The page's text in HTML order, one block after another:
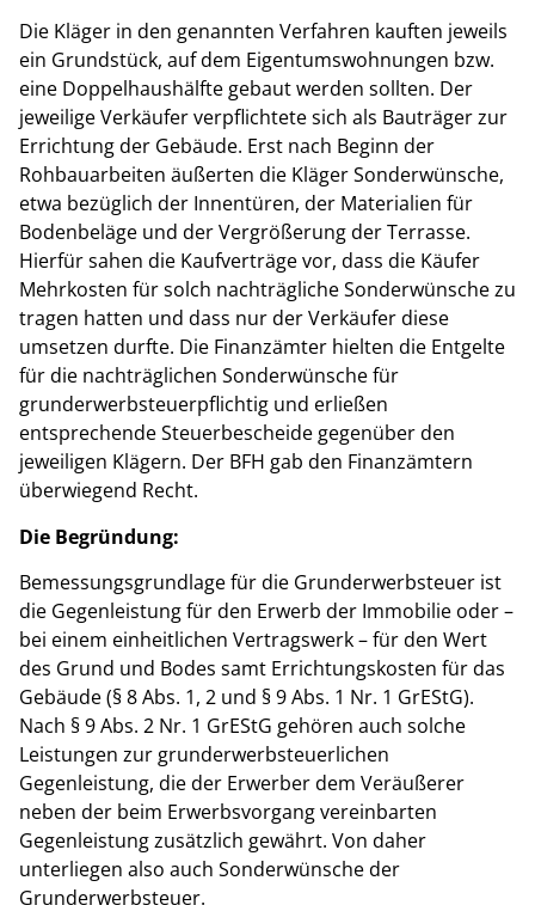
Die Kläger in den genannten Verfahren kauften jeweils
ein Grundstück, auf dem Eigentumswohnungen bzw.
eine Doppelhaushälfte gebaut werden sollten. Der
jeweilige Verkäufer verpflichtete sich als Bauträger zur
Errichtung der Gebäude. Erst nach Beginn der
Rohbauarbeiten äußerten die Kläger Sonderwünsche,
etwa bezüglich der Innentüren, der Materialien für
Bodenbeläge und der Vergrößerung der Terrasse.
Hierfür sahen die Kaufverträge vor, dass die Käufer
Mehrkosten für solch nachträgliche Sonderwünsche zu
tragen hatten und dass nur der Verkäufer diese
umsetzen durfte. Die Finanzämter hielten die Entgelte
für die nachträglichen Sonderwünsche für
grunderwerbsteuerpflichtig und erließen
entsprechende Steuerbescheide gegenüber den
jeweiligen Klägern. Der BFH gab den Finanzämtern
überwiegend Recht.
Die Begründung:
Bemessungsgrundlage für die Grunderwerbsteuer ist
die Gegenleistung für den Erwerb der Immobilie oder –
bei einem einheitlichen Vertragswerk – für den Wert
des Grund und Bodes samt Errichtungskosten für das
Gebäude (§ 8 Abs. 1, 2 und § 9 Abs. 1 Nr. 1 GrEStG).
Nach § 9 Abs. 2 Nr. 1 GrEStG gehören auch solche
Leistungen zur grunderwerbsteuerlichen
Gegenleistung, die der Erwerber dem Veräußerer
neben der beim Erwerbsvorgang vereinbarten
Gegenleistung zusätzlich gewährt. Von daher
unterliegen also auch Sonderwünsche der
Grunderwerbsteuer.